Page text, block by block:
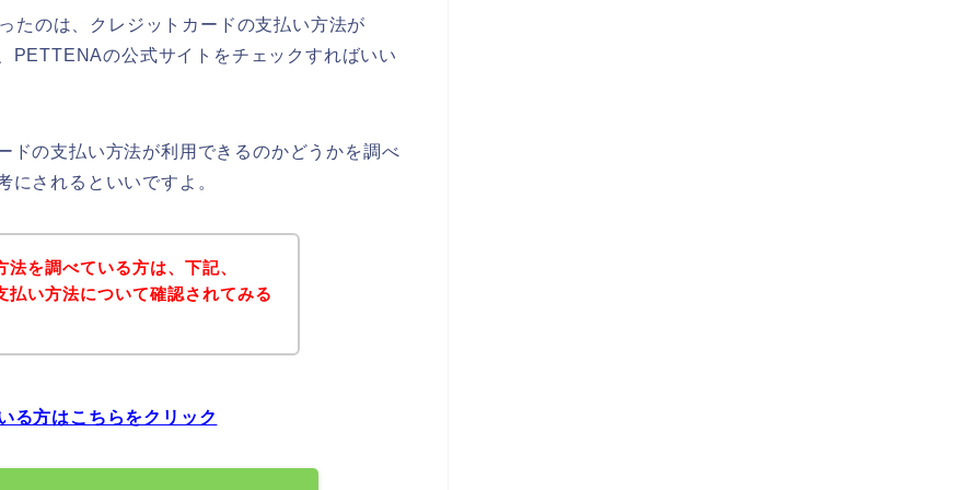
たのは、クレジットカードの支払い方法が
PETTENAの公式サイトをチェックすればいい
ドの支払い方法が利用できるのかどうかを調べ
されるといいですよ。
を調べている方は、下記、
い方法について確認されてみる
る方はこちらをクリック